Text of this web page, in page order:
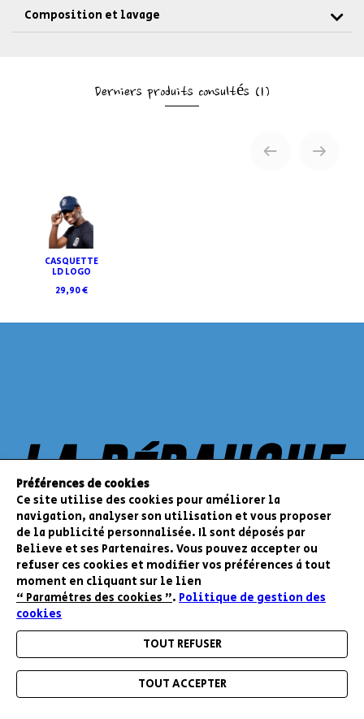
Composition et lavage
Derniers produits consultés (1)
CASQUETTE
LD LOGO
29,90 €
RESTEZ INFORMÉ DE NOS BONS PLANS ET
Préférences de cookies
Ce site utilise des cookies pour améliorer la
navigation, analyser son utilisation et vous proposer
de la publicité personnalisée. Il sont déposés par
Believe et ses Partenaires. Vous pouvez accepter ou
refuser ces cookies et modifier vos préférences à tout
moment en cliquant sur le lien
“ Paramètres des cookies ”. Politique de gestion des
cookies
TOUT REFUSER
TOUT ACCEPTER